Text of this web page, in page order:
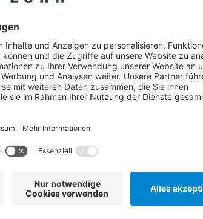
Sie auch interessant sein könnte
Artikel